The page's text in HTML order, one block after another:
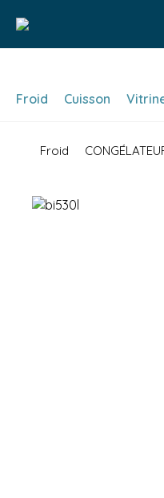
Froid Cuisson
Froid